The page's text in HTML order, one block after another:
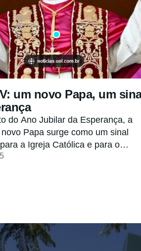
um novo Papa, um
do Ano Jubilar da Esperança, a
Papa surge como um sinal
a Igreja Católica e para o